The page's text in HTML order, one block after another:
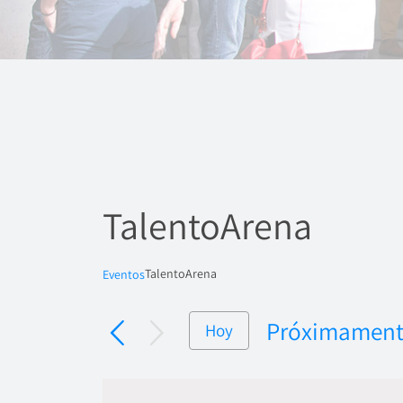
TalentoArena
EventosTalentoArena
Hoy